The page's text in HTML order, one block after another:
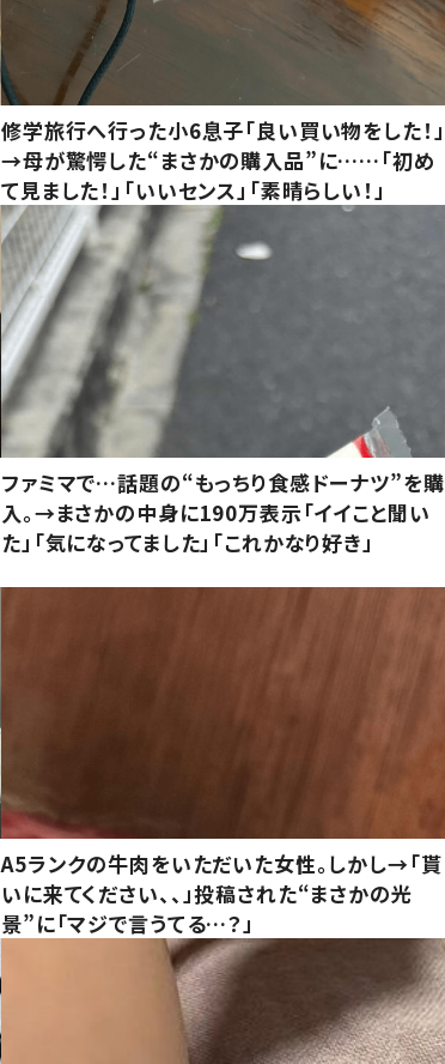
修学旅行へ行った小6息子「良い買い物をした！」
→母が驚愕した“まさかの購入品”に……「初め
て見ました！」「いいセンス」「素晴らしい！」
ファミマで…話題の“もっちり食感ドーナツ”を購
入。→まさかの中身に190万表示「イイこと聞い
た」「気になってました」「これかなり好き」
A5ランクの牛肉をいただいた女性。しかし→「貰
いに来てください、、」投稿された“まさかの光
景”に「マジで言うてる…？」